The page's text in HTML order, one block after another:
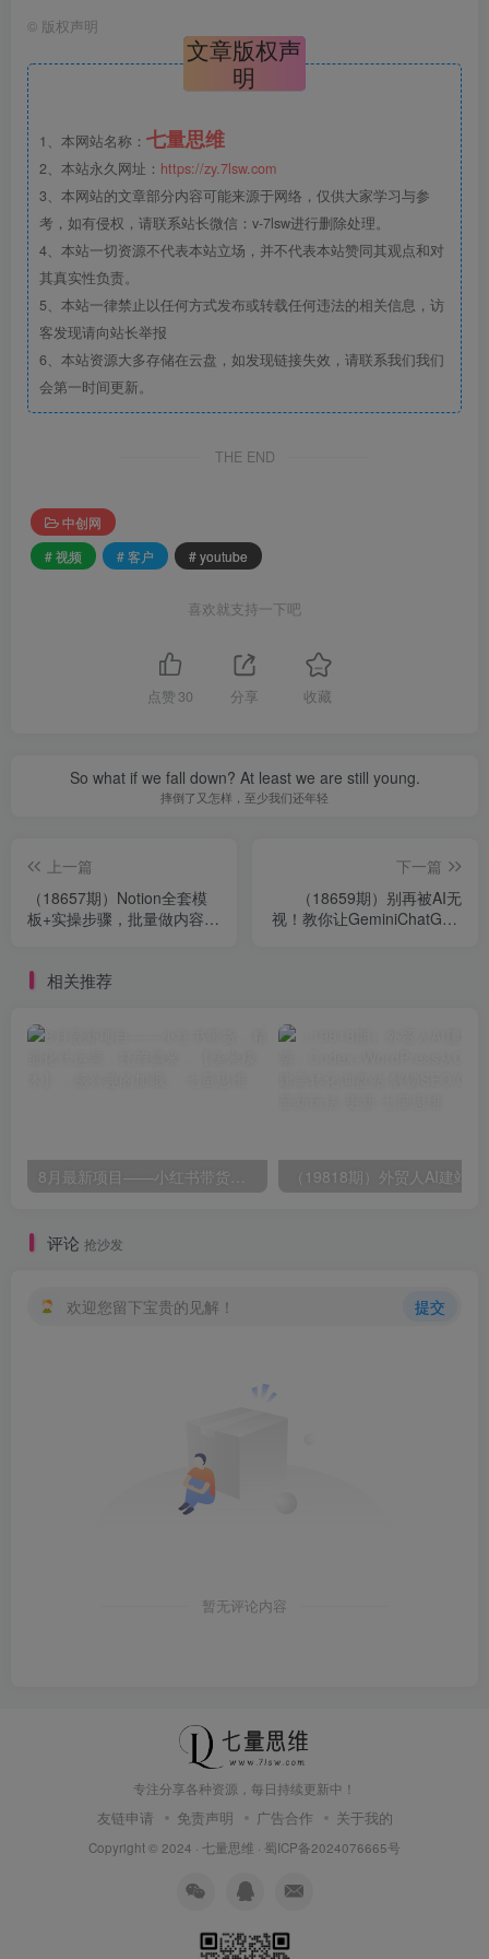
© 版权声明
文章版权声
明
1、本网站名称： 七量思维
2、本站永久网址： https://zy.7lsw.com
3、本网站的文章部分内容可能来源于网络，仅供大家学习与参
考，如有侵权，请联系站长微信：v-7lsw进行删除处理。
4、本站一切资源不代表本站立场，并不代表本站赞同其观点和对
其真实性负责。
5、本站一律禁止以任何方式发布或转载任何违法的相关信息，访
客发现请向站长举报
6、本站资源大多存储在云盘，如发现链接失效，请联系我们我们
会第一时间更新。
THE END
中创网
# 视频
# 客户 # youtube
喜欢就支持一下吧
点赞 30 分享 收藏
So what if we fall down? At least we are still young.
摔倒了又怎样，至少我们还年轻
上一篇
（18657期）Notion全套模
板+实操步骤，批量做内容还
下一篇
（18659期）别再被AI无
视！教你让GeminiChatGPT
相关推荐
评论 抢沙发
欢迎您留下宝贵的见解！ 提交
暂无评论内容
专注分享各种资源，每日持续更新中！
友链申请 免责声明 广告合作 关于我的
Copyright © 2024 · 七量思维 · 蜀ICP备2024076665号